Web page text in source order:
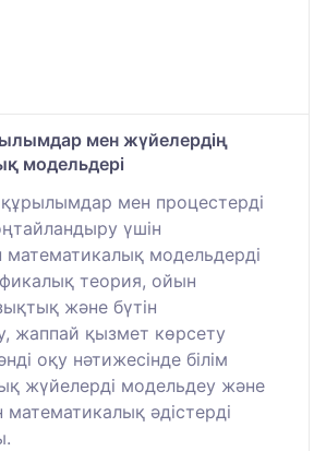
мен жүйелердің
модельдері
мен процестерді
үшін
математикалық модельдерді
теория, ойын
және бүтін
жаппай қызмет көрсету
оқу нәтижесінде білім
жүйелерді модельдеу және
математикалық әдістерді